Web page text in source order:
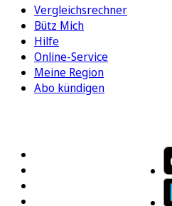
Vergleichsrechner
Bütz Mich
Hilfe
Online-Service
Meine Region
Abo kündigen